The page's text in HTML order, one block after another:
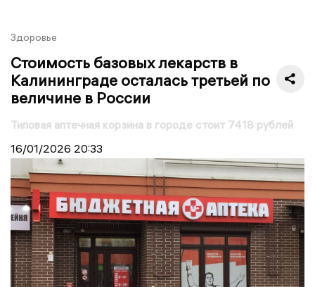
Здоровье
Стоимость базовых лекарств в
Калининграде осталась третьей по
величине в России
Типовая аптечная корзина в городе стоит 7418 рублей
16/01/2026 20:33